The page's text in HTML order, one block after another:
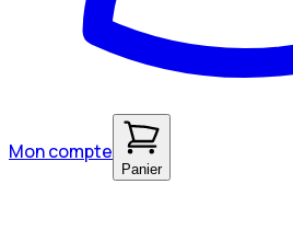
Mon compte
Panier